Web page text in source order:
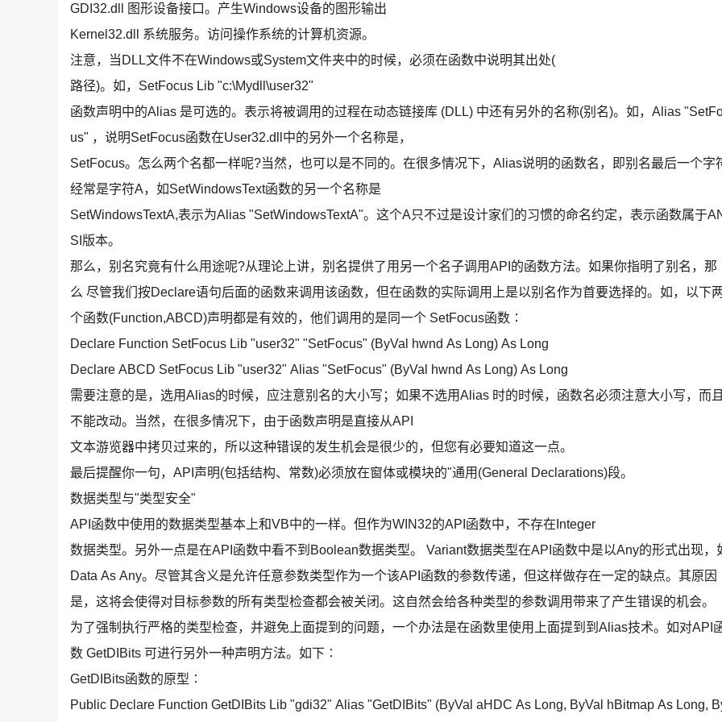
GDI32.dll 图形设备接口。产生Windows设备的图形输出
Kernel32.dll 系统服务。访问操作系统的计算机资源。
注意，当DLL文件不在Windows或System文件夹中的时候，必须在函数中说明其出处(
路径)。如，SetFocus Lib "c:\Mydll\user32"
函数声明中的Alias 是可选的。表示将被调用的过程在动态链接库 (DLL) 中还有另外的名称(别名)。如，Alias
us" ，说明SetFocus函数在User32.dll中的另外一个名称是，
SetFocus。怎么两个名都一样呢?当然，也可以是不同的。在很多情况下，Alias说明的函数名，即别名最后一个字
经常是字符A，如SetWindowsText函数的另一个名称是
SetWindowsTextA,表示为Alias "SetWindowsTextA"。这个A只不过是设计家们的习惯的命名约定，表示函数属于
SI版本。
那么，别名究竟有什么用途呢?从理论上讲，别名提供了用另一个名子调用API的函数方法。如果你指明了别名，那
么 尽管我们按Declare语句后面的函数来调用该函数，但在函数的实际调用上是以别名作为首要选择的。如，以下
个函数(Function,ABCD)声明都是有效的，他们调用的是同一个 SetFocus函数∶
Declare Function SetFocus Lib "user32" "SetFocus" (ByVal hwnd As Long) As Long
Declare ABCD SetFocus Lib "user32" Alias "SetFocus" (ByVal hwnd As Long) As Long
需要注意的是，选用Alias的时候，应注意别名的大小写；如果不选用Alias 时的时候，函数名必须注意大小写，而且
不能改动。当然，在很多情况下，由于函数声明是直接从API
文本游览器中拷贝过来的，所以这种错误的发生机会是很少的，但您有必要知道这一点。
最后提醒你一句，API声明(包括结构、常数)必须放在窗体或模块的"通用(General Declarations)段。
数据类型与"类型安全"
API函数中使用的数据类型基本上和VB中的一样。但作为WIN32的API函数中，不存在Integer
数据类型。另外一点是在API函数中看不到Boolean数据类型。 Variant数据类型在API函数中是以Any的形式出现，
Data As Any。尽管其含义是允许任意参数类型作为一个该API函数的参数传递，但这样做存在一定的缺点。其原因
是，这将会使得对目标参数的所有类型检查都会被关闭。这自然会给各种类型的参数调用带来了产生错误的机会。
为了强制执行严格的类型检查，并避免上面提到的问题，一个办法是在函数里使用上面提到到Alias技术。如对API
数 GetDIBits 可进行另外一种声明方法。如下∶
GetDIBits函数的原型∶
Public Declare Function GetDIBits Lib "gdi32" Alias "GetDIBits" (ByVal aHDC As Long, ByVal hBitmap As Long,